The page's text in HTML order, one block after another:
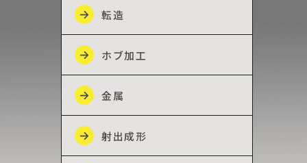
転造
ホブ加工
金属
射出成形